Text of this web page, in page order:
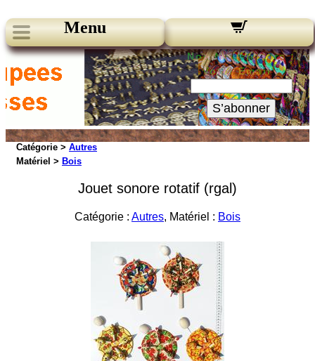
Menu
Nos Newsletters :
Votre Email :
S’abonner
Catégorie > Autres
Matériel > Bois
Jouet sonore rotatif (rgal)
Catégorie : Autres, Matériel : Bois